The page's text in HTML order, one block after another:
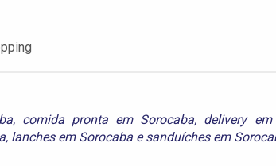
, comida pronta em Sorocaba, delivery
, lanches em Sorocaba esanduíches em